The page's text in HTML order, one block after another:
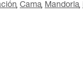
Cama Mandorla